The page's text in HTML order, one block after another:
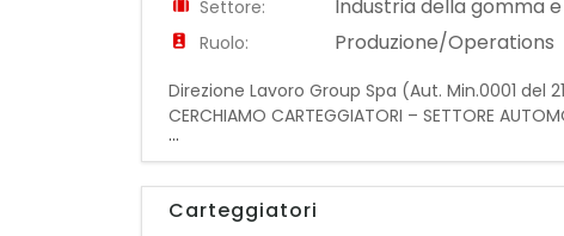
Settore: Industria della gomma
Ruolo: Produzione/Operations
Direzione Lavoro Group Spa (Aut. Min.0001
CERCHIAMO CARTEGGIATORI – SETTORE
Carteggiatori con esperienza nella lavorazione
...
Carteggiatori